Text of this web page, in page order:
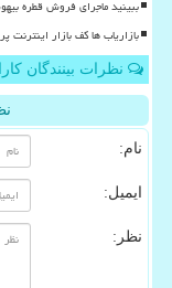
ببینید ماجرای فروش قطره
بازاریاب ها کف بازار
نظرات بینندگان
نام:
ایمیل:
نظر: